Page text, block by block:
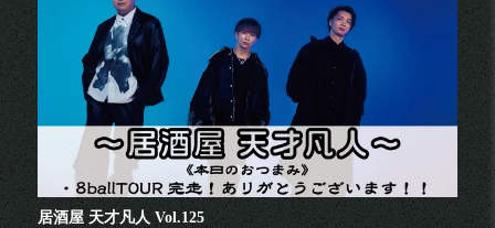
居酒屋 天才凡人 Vol.125